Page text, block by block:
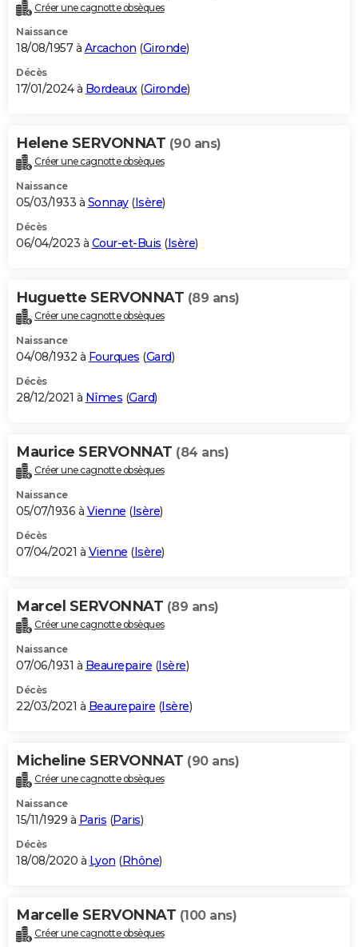
Créer une cagnotte obsèques
Naissance
18/08/1957 à Arcachon (Gironde)
Décès
17/01/2024 à Bordeaux(Gironde)
Helene SERVONNAT (90 ans)
Créer une cagnotte obsèques
Naissance
05/03/1933 à Sonnay(Isère)
Décès
06/04/2023 à Cour-et-Buis (Isère)
Huguette SERVONNAT (89 ans)
Créer une cagnotte obsèques
Naissance
04/08/1932 à Fourques (Gard)
Décès
28/12/2021 à Nîmes (Gard)
Maurice SERVONNAT (84 ans)
Créer une cagnotte obsèques
Naissance
05/07/1936 à Vienne (Isère)
Décès
07/04/2021 à Vienne (Isère)
Marcel SERVONNAT (89 ans)
Créer une cagnotte obsèques
Naissance
07/06/1931 à Beaurepaire (Isère)
Décès
22/03/2021 à Beaurepaire (Isère)
Micheline SERVONNAT (90 ans)
Créer une cagnotte obsèques
Naissance
15/11/1929 à Paris (Paris)
Décès
18/08/2020 à Lyon (Rhône)
Marcelle SERVONNAT (100 ans)
Créer une cagnotte obsèques